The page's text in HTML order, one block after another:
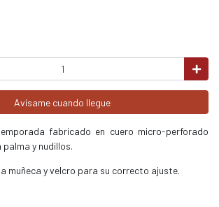
Avísame cuando llegue
fabricado en cuero micro-perforado
y nudillos.
muñeca y velcro para su correcto ajuste.